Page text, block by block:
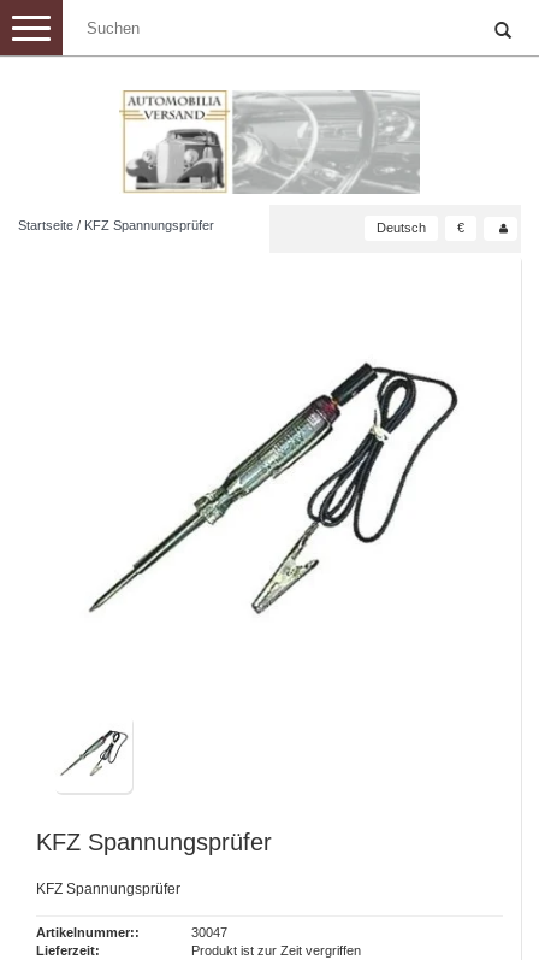
Toggle
navigation
Startseite / KFZ Spannungsprüfer Deutsch €
KFZ Spannungsprüfer
KFZ Spannungsprüfer
Artikelnummer::
30047
Lieferzeit:
Produkt ist zur Zeit vergriffen